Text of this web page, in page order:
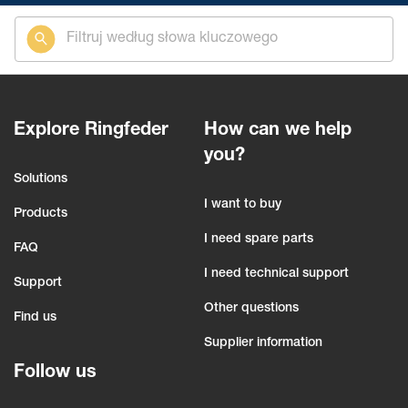
Explore Ringfeder
Solutions
Products
FAQ
Support
Find us
How can we help
you?
I want to buy
I need spare parts
I need technical support
Other questions
Supplier information
Follow us